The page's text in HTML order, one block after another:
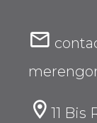
11 Bis